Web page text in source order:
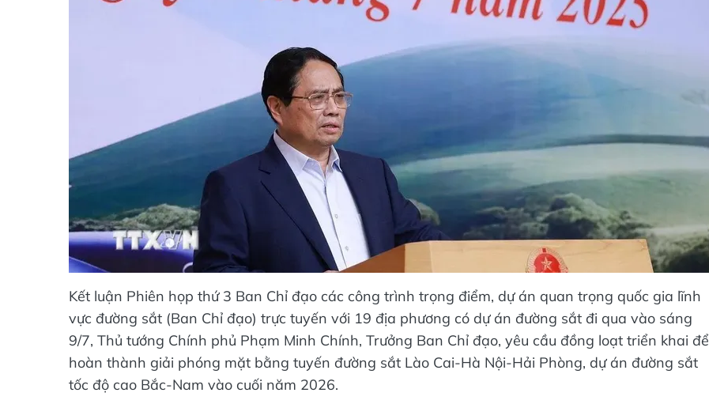
Kết luận Phiên họp thứ 3 Ban Chỉ đạo các công trình trọng điểm, dự án quan trọng quốc gia lĩnh
vực đường sắt (Ban Chỉ đạo) trực tuyến với 19 địa phương có dự án đường sắt đi qua vào sáng
9/7, Thủ tướng Chính phủ Phạm Minh Chính, Trưởng Ban Chỉ đạo, yêu cầu đồng loạt triển khai để
hoàn thành giải phóng mặt bằng tuyến đường sắt Lào Cai-Hà Nội-Hải Phòng, dự án đường sắt
tốc độ cao Bắc-Nam vào cuối năm 2026.